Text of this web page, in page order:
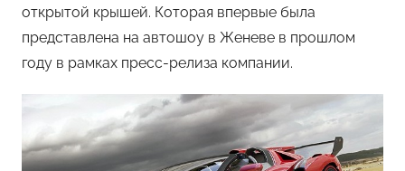
открытой крышей. Которая впервые была
представлена на автошоу в Женеве в прошлом
году в рамках пресс-релиза компании.